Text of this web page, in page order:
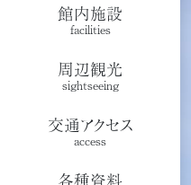
館内施設
facilities
周辺観光
sightseeing
交通アクセス
access
各種資料